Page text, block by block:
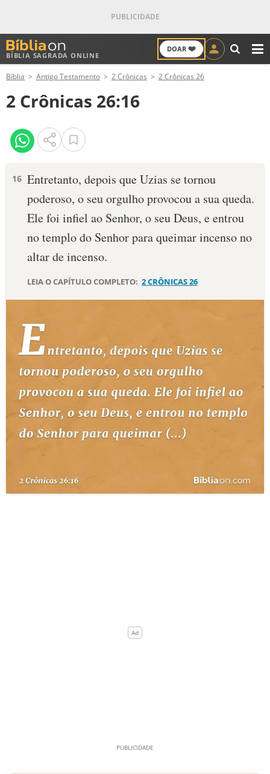
BÍBLIA SAGRADA ONLINE
DOAR ❤️
ANTIGO TESTAMENTO
NOVO TESTAMENTO
VERSÍCULOS
PALAVRA DO DIA
SALMO DO DIA
DEVOCIONAL DIÁRIO
ESTUDOS BÍBLICOS
ESBOÇOS DE PREGAÇÃO
PERGUNTE À BÍBLIA IA
QUEM SOMOS
Bíblia Antigo Testamento 2 Crônicas 2 Crônicas 26
2 Crônicas 26:16
16 Entretanto, depois que Uzias se tornou
poderoso, o seu orgulho provocou a sua queda.
Ele foi infiel ao Senhor, o seu Deus, e entrou
no templo do Senhor para queimar incenso no
altar de incenso.
LEIA O CAPÍTULO COMPLETO: 2 CRÔNICAS 26